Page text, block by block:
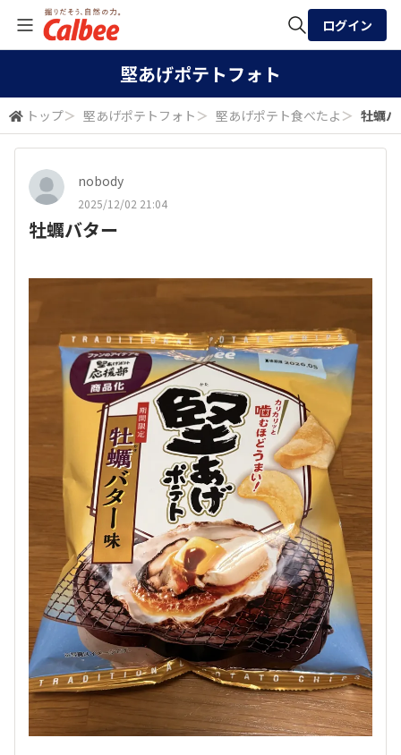
検索
ログイン
堅あげポテトフォト
トップ＞ 堅あげポテトフォト ＞ 堅あげポテト食べたよ ＞ 牡蠣
nobody
2025/12/02 21:04
牡蠣バター